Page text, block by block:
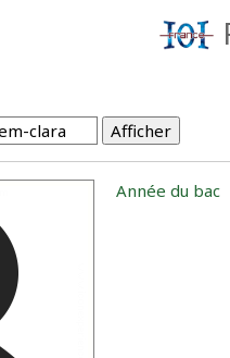
Année du bac